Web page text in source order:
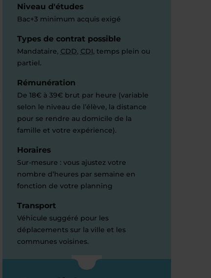
Niveau d'études
Bac+3 minimum acquis exigé
Types de contrat possible
Mandataire, CDD, CDI, temps plein ou
partiel.
Rémunération
De 18€ à 39€ brut par heure (variable
selon le niveau de l’élève, la distance
pour se rendre au domicile de la
famille et votre expérience).
Horaires
Sur-mesure : vous ajustez votre
nombre d’heures par semaine en
fonction de votre planning
Transport
Véhicule suggéré pour les
déplacements sur la ville et les
communes voisines.